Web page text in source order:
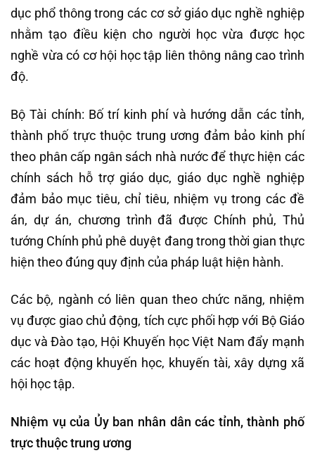
dục phổ thông trong các cơ sở giáo dục nghề nghiệp
nhằm tạo điều kiện cho người học vừa được học
nghề vừa có cơ hội học tập liên thông nâng cao trình
độ.
Bộ Tài chính: Bố trí kinh phí và hướng dẫn các tỉnh,
thành phố trực thuộc trung ương đảm bảo kinh phí
theo phân cấp ngân sách nhà nước để thực hiện các
chính sách hỗ trợ giáo dục, giáo dục nghề nghiệp
đảm bảo mục tiêu, chỉ tiêu, nhiệm vụ trong các đề
án, dự án, chương trình đã được Chính phủ, Thủ
tướng Chính phủ phê duyệt đang trong thời gian thực
hiện theo đúng quy định của pháp luật hiện hành.
Các bộ, ngành có liên quan theo chức năng, nhiệm
vụ được giao chủ động, tích cực phối hợp với Bộ Giáo
dục và Đào tạo, Hội Khuyến học Việt Nam đẩy mạnh
các hoạt động khuyến học, khuyến tài, xây dựng xã
hội học tập.
Nhiệm vụ của Ủy ban nhân dân các tỉnh, thành phố
trực thuộc trung ương